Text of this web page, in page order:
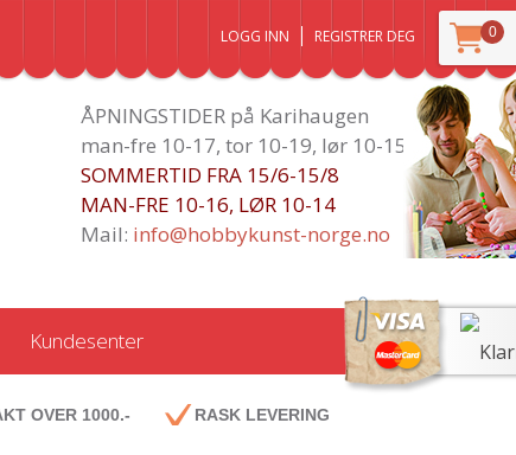
0
LOGG INN REGISTRER DEG
ÅPNINGSTIDER på Karihaugen
man-fre 10-17, tor 10-19, lør 10-15
SOMMERTID FRA 15/6-15/8
MAN-FRE 10-16, LØR 10-14
Mail: info@hobbykunst-norge.no
Kundesenter
OVER 1000.- RASK LEVERING